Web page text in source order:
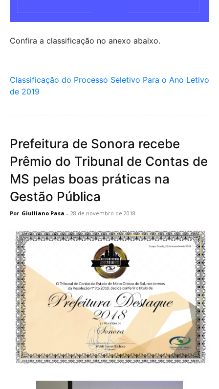
Confira a classificação no anexo abaixo.
Classificação do Processo Seletivo Para o Ano Letivo
de 2019
Prefeitura de Sonora recebe
Prêmio do Tribunal de Contas de
MS pelas boas práticas na
Gestão Pública
Por Giulliano Pasa - 28 de novembro de 2018